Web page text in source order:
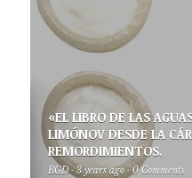
«EL LIBRO DE LAS
LIMÓNOV DESDE LA
REMORDIMIENTOS.
BGD · 3 years ago · 0 Comments